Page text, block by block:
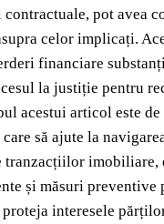
pot avea
celor implicați.
financiare
la justiție pentru
acestui articol este
să ajute la
tranzacțiilor imobiliare,
și măsuri preventive
proteja interesele